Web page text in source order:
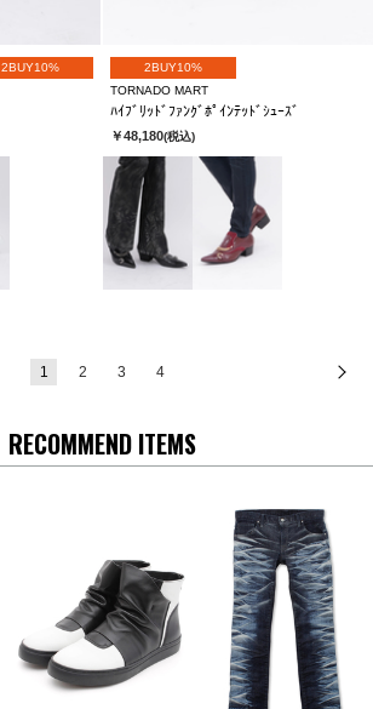
2BUY10%
2BUY10%
TORNADO MART
ﾊｲﾌﾞﾘｯﾄﾞﾌｧﾝｸﾞﾎﾟｲﾝﾃｯﾄﾞｼｭｰｽﾞ
￥48,180(税込)
1 2 3 4
RECOMMEND ITEMS